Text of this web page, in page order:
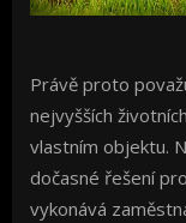
Právě proto
nejvyšších
vlastním objektu.
dočasné řešení
vykonává